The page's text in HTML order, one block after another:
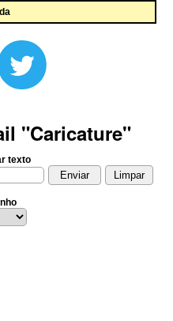
"Caricature"
texto